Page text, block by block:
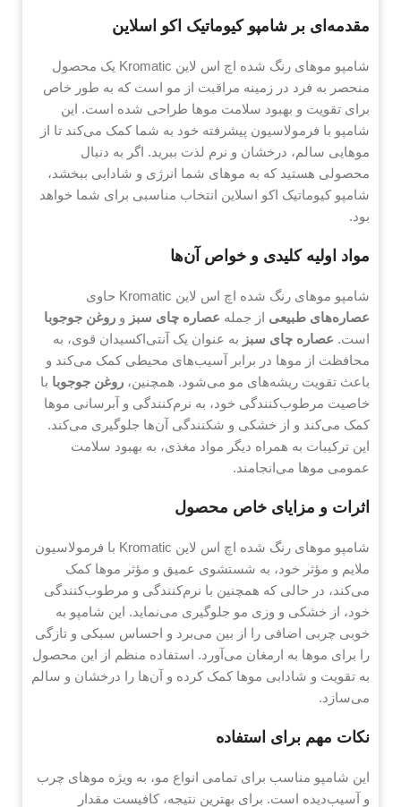
مقدمه‌ای بر شامپو کیوماتیک اکو اسلاین
شامپو موهای رنگ شده اچ اس لاین Kromatic یک محصول
منحصر به فرد در زمینه مراقبت از مو است که به طور خاص
برای تقویت و بهبود سلامت موها طراحی شده است. این
شامپو با فرمولاسیون پیشرفته خود به شما کمک می‌کند تا از
موهایی سالم، درخشان و نرم لذت ببرید. اگر به دنبال
محصولی هستید که به موهای شما انرژی و شادابی ببخشد،
شامپو کیوماتیک اکو اسلاین انتخاب مناسبی برای شما خواهد
بود.
مواد اولیه کلیدی و خواص آن‌ها
شامپو موهای رنگ شده اچ اس لاین Kromatic حاوی
عصاره‌های طبیعی از جمله عصاره چای سبز و روغن جوجوبا
است. عصاره چای سبز به عنوان یک آنتی‌اکسیدان قوی، به
محافظت از موها در برابر آسیب‌های محیطی کمک می‌کند و
باعث تقویت ریشه‌های مو می‌شود. همچنین، روغن جوجوبا با
خاصیت مرطوب‌کنندگی خود، به نرم‌کنندگی و آبرسانی موها
کمک می‌کند و از خشکی و شکنندگی آن‌ها جلوگیری می‌کند.
این ترکیبات به همراه دیگر مواد مغذی، به بهبود سلامت
عمومی موها می‌انجامند.
اثرات و مزایای خاص محصول
شامپو موهای رنگ شده اچ اس لاین Kromatic با فرمولاسیون
ملایم و مؤثر خود، به شستشوی عمیق و مؤثر موها کمک
می‌کند، در حالی که همچنین با نرم‌کنندگی و مرطوب‌کنندگی
خود، از خشکی و وزی مو جلوگیری می‌نماید. این شامپو به
خوبی چربی اضافی را از بین می‌برد و احساس سبکی و تازگی
را برای موها به ارمغان می‌آورد. استفاده منظم از این محصول
به تقویت و شادابی موها کمک کرده و آن‌ها را درخشان و سالم
می‌سازد.
نکات مهم برای استفاده
این شامپو مناسب برای تمامی انواع مو، به ویژه موهای چرب
و آسیب‌دیده است. برای بهترین نتیجه، کافیست مقدار